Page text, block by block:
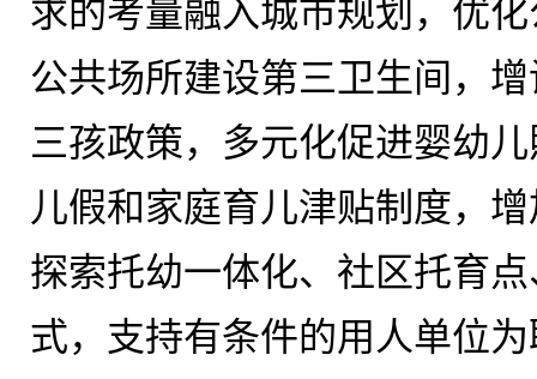
求的考量融入城市规划，优
公共场所建设第三卫生间，
三孩政策，多元化促进婴幼
儿假和家庭育儿津贴制度，
探索托幼一体化、社区托育
式，支持有条件的用人单位